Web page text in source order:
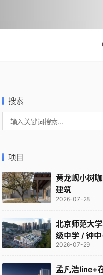
搜索
项目
黄龙岘小树
建筑
2026-07-28
北京师范大
级中学 / 钟
室
2026-07-29
孟凡浩line+